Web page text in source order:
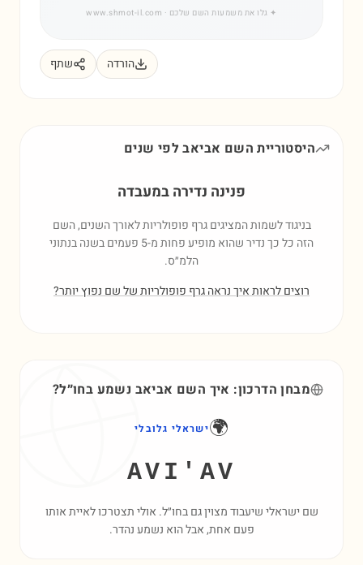
✦ גלו את משמעות השם שלכם · www.shmot-il.com
הורדה שתף
היסטוריית השם אביאבלפי שנים
פנינה נדירה במעבדה
בניגוד לשמות המציגים גרף פופולריות לאורך השנים, השם
הזה כל כך נדיר שהוא מופיע פחות מ-5 פעמים בשנה בנתוני
הלמ״ס.
רוצים לראות איך נראה גרף פופולריות של שם נפוץ יותר?
מבחן הדרכון: איך השם אביאב נשמע בחו״ל?
🌍ישראלי גלובלי
AVI'AV
שם ישראלי שיעבוד מצוין גם בחו״ל. אולי תצטרכו לאיית אותו
פעם אחת, אבל הוא נשמע נהדר.